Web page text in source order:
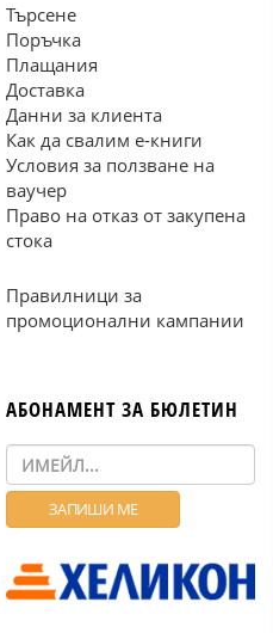
Търсене
Поръчка
Плащания
Доставка
Данни за клиента
Как да свалим е-книги
Условия за ползване на
ваучер
Право на отказ от закупена
стока
Правилници за
промоционални кампании
АБОНАМЕНТ ЗА БЮЛЕТИН